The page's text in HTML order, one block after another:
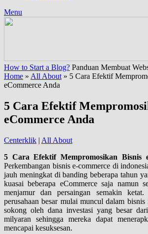
Menu
How to Start a Blog? Panduan Membuat
Home » All About » 5 Cara Efektif
eCommerce Anda
5 Cara Efektif
eCommerce Anda
Centerklik | All About
5 Cara Efektif Mempromosikan Bisnis
Perkembangan bisnis e-commerce di
jauh meningkat di banding beberapa tahun
kuasai beberapa eCommerce saja namun
menjamur dan persaingan semakin ketat.
perusahaan besar mulai muncul dalam
sokong oleh dana investasi yang besar
milyaran sehingga mereka dapat
mencapai kesuksesan.